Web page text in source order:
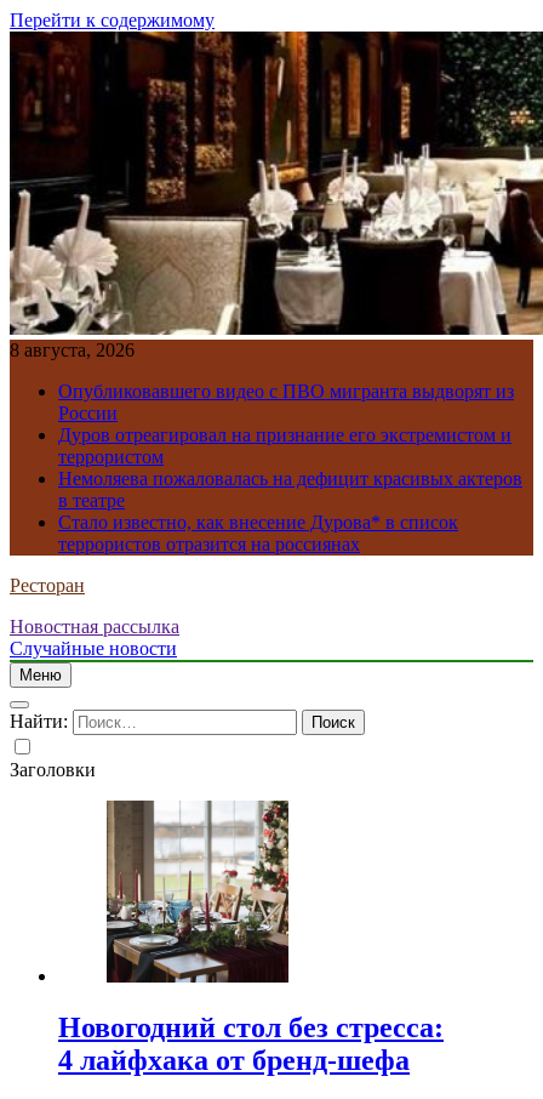
Перейти к содержимому
8 августа, 2026
Опубликовавшего видео с ПВО мигранта выдворят из
России
Дуров отреагировал на признание его экстремистом и
террористом
Немоляева пожаловалась на дефицит красивых актеров
в театре
Стало известно, как внесение Дурова* в список
террористов отразится на россиянах
Ресторан
Новостная рассылка
Случайные новости
Меню
Найти:
Заголовки
Новогодний стол без стресса:
4 лайфхака от бренд-шефа